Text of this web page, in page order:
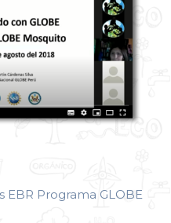
EBR Programa GLOBE